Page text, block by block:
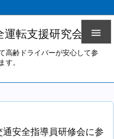
運転支援研究会
高齢ドライバーが安心して参
す。

安全指導員研修会に参